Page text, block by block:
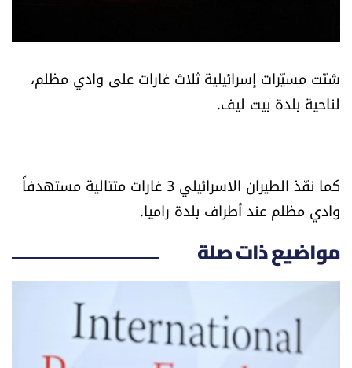
نداء القرّاء
خاص الموقع
تحت المجهر
آراء
اقتصاد
الصحافة الإسرائيلية
شنّت مسيّرات إسرائيلية ثلاث غارات على وادي مظلم،
لناحية بلدة بيت ليف.
كما نفّذ الطيران الاسرائيلي 3 غارات متتالية مستهدفاً
وادي مظلم عند أطراف بلدة راميا.
مواضيع ذات صلة